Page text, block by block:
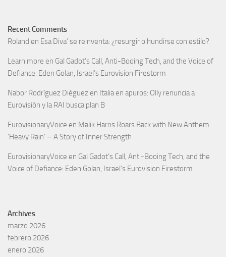
Recent Comments
Roland en Esa Diva’ se reinventa: ¿resurgir o hundirse con estilo?
Learn more en Gal Gadot’s Call, Anti-Booing Tech, and the Voice of
Defiance: Eden Golan, Israel’s Eurovision Firestorm
Nabor Rodríguez Diéguez en Italia en apuros: Olly renuncia a
Eurovisión y la RAI busca plan B
EurovisionaryVoice en Malik Harris Roars Back with New Anthem
‘Heavy Rain’ – A Story of Inner Strength
EurovisionaryVoice en Gal Gadot’s Call, Anti-Booing Tech, and the
Voice of Defiance: Eden Golan, Israel’s Eurovision Firestorm
Archives
marzo 2026
febrero 2026
enero 2026